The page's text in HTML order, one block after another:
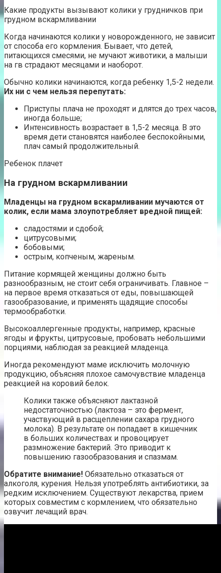
Какие продукты вызывают колики у грудничков при
грудном вскармливании
Когда начинаются колики у новорожденного, не зависит
от способа его кормления. Бывает, что детей,
питающихся смесями, не мучают животики, а малыши
на гв страдают месяцами и наоборот.
Обычно колики начинаются, когда ребенку 1,5-2 недели.
Их ни с чем нельзя перепутать:
Приступы плача не проходят и длятся до трех часов,
иногда больше;
Интенсивность возрастает в 1,5-2 месяца. В это
время дети становятся наиболее беспокойными,
плач самый продолжительный.
Ребенок плачет
На грудном вскармливании
Младенцы на грудном вскармливании мучаются от
колик, если мама злоупотребляет вредной пищей:
сладостями и сдобой;
цитрусовыми;
бобовыми;
острым, копченым, жареным.
Питание кормящей женщины должно быть
разнообразным, не стоит себя ограничивать. Главное –
на первое время отказаться от еды, повышающей
газообразование, и применять щадящие способы
термообработки.
Высокоаллергенные продукты, например, красные
ягоды и фрукты, цитрусовые, пробовать небольшими
порциями, наблюдая за реакцией младенца.
Иногда рекомендуют маме исключить молочную
продукцию, объясняя плохое самочувствие младенца
реакцией на коровий белок.
Колики также объясняют лактазной
недостаточностью (лактоза – это фермент,
участвующий в расщеплении сахара грудного
молока). В результате он попадает в кишечник
в больших количествах и провоцирует
размножение бактерий. Это приводит к
повышению газообразования и спазмам.
Обратите внимание! Обязательно отказаться от
алкоголя, курения. Нельзя употреблять антибиотики, за
редким исключением. Существуют лекарства, прием
которых совместим с кормлением, что обязательно
озвучит лечащий врач.